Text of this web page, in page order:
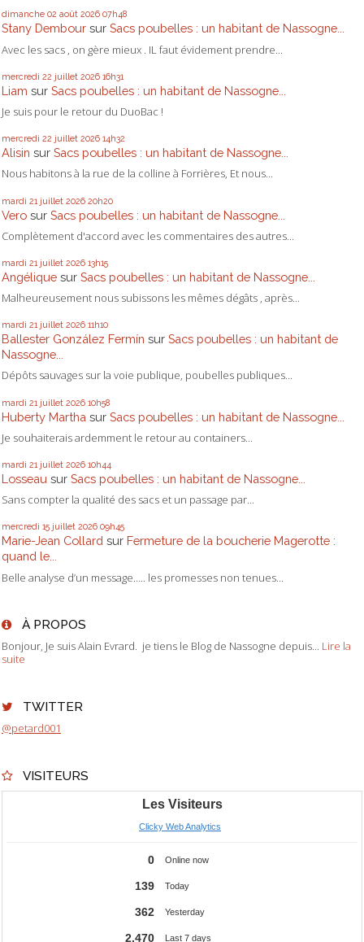
dimanche 02 août 2026 07h48
Stany Dembour sur Sacs poubelles : un habitant de Nassogne...
Avec les sacs , on gère mieux . IL faut évidement prendre...
mercredi 22 juillet 2026 16h31
Liam sur Sacs poubelles : un habitant de Nassogne...
Je suis pour le retour du DuoBac !
mercredi 22 juillet 2026 14h32
Alisin sur Sacs poubelles : un habitant de Nassogne...
Nous habitons à la rue de la colline à Forrières, Et nous...
mardi 21 juillet 2026 20h20
Vero sur Sacs poubelles : un habitant de Nassogne...
Complètement d'accord avec les commentaires des autres...
mardi 21 juillet 2026 13h15
Angélique sur Sacs poubelles : un habitant de Nassogne...
Malheureusement nous subissons les mêmes dégâts , après...
mardi 21 juillet 2026 11h10
Ballester González Fermín sur Sacs poubelles : un habitant de
Nassogne...
Dépôts sauvages sur la voie publique, poubelles publiques...
mardi 21 juillet 2026 10h58
Huberty Martha sur Sacs poubelles : un habitant de Nassogne...
Je souhaiterais ardemment le retour au containers...
mardi 21 juillet 2026 10h44
Losseau sur Sacs poubelles : un habitant de Nassogne...
Sans compter la qualité des sacs et un passage par...
mercredi 15 juillet 2026 09h45
Marie-Jean Collard sur Fermeture de la boucherie Magerotte :
quand le...
Belle analyse d’un message….. les promesses non tenues...
À PROPOS
Bonjour, Je suis Alain Evrard. je tiens le Blog de Nassogne depuis... Lire la
suite
TWITTER
@petard001
VISITEURS